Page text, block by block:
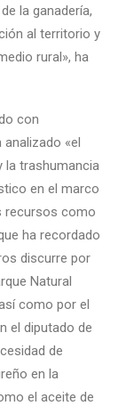
la ganadería,
al territorio y
rural», ha
con
«el
la trashumancia
en el marco
recursos como
ha recordado
discurre por
Natural
como por el
el diputado de
de
en la
el aceite de